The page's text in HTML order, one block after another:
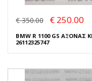
€ 350.00 € 250.00
BMW R 1100 GS ΑΞΟΝΑΣ
26112325747